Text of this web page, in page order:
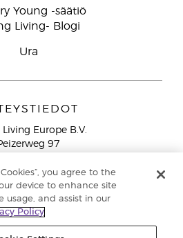
Young -säätiö
Living- Blogi
Ura
Europe B.V.
97
Netherlands
lankanumeroista Suomesta
913 239
you agree to the
device to enhance site
usage, and assist in our
Policy